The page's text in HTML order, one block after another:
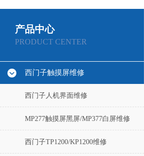
产品中心
PRODUCT CENTER
西门子触摸屏维修
西门子人机界面维修
MP277触摸屏黑屏/MP377白屏维修
西门子TP1200/KP1200维修